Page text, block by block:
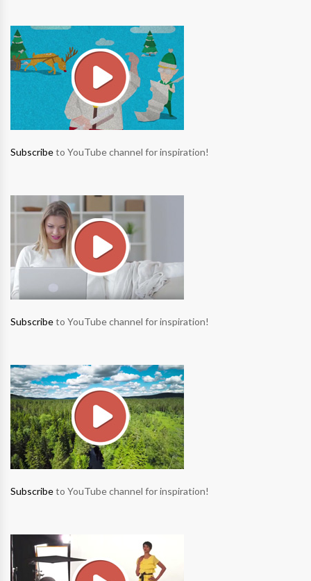
Subscribeto YouTube channel for inspiration!
Subscribeto YouTube channel for inspiration!
Subscribeto YouTube channel for inspiration!